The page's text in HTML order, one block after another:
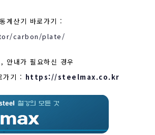
계산기 바로가기 :
carbon/plate/
안내가 필요하신 경우
기 : https://steelmax.co.kr